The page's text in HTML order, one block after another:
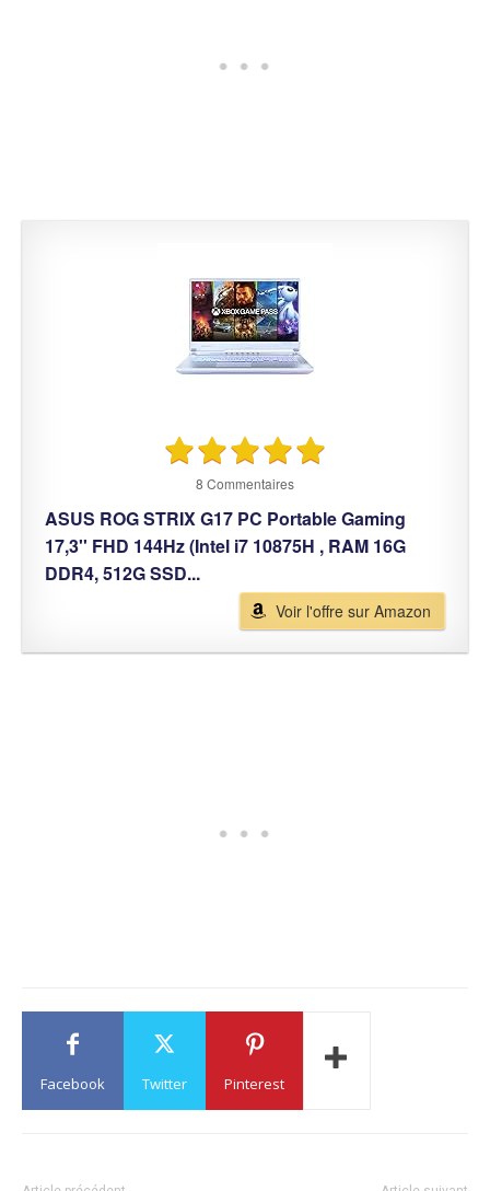
8 Commentaires
ASUS ROG STRIX G17 PC Portable Gaming
17,3'' FHD 144Hz (Intel i7 10875H , RAM 16G
DDR4, 512G SSD...
Voir l'offre sur Amazon
Facebook Twitter Pinterest